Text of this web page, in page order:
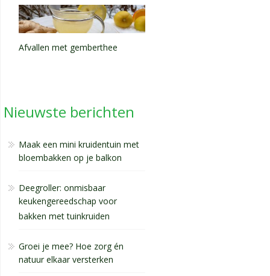
Afvallen met gemberthee
Nieuwste berichten
Maak een mini kruidentuin met
bloembakken op je balkon
Deegroller: onmisbaar
keukengereedschap voor
bakken met tuinkruiden
Groei je mee? Hoe zorg én
natuur elkaar versterken